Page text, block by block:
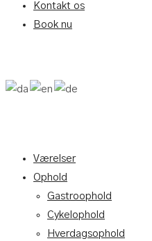
Kontakt os
Book nu
Værelser
Ophold
Gastroophold
Cykelophold
Hverdagsophold